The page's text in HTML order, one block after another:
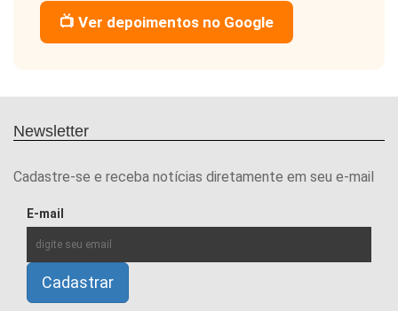
📺 Ver depoimentos no Google
Newsletter
Cadastre-se e receba notícias diretamente em seu e-mail
E-mail